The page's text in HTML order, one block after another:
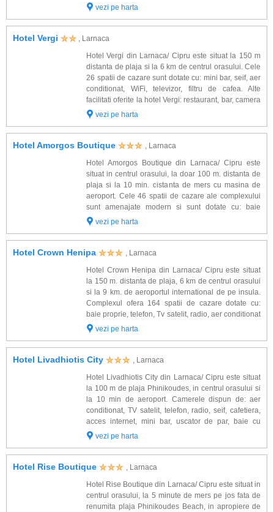
restaurant, piscina, centru fitness, sauna, Jacuzzi.
vezi pe harta
Hotel Vergi
, Larnaca
Hotel Vergi din Larnaca/ Cipru este situat la 150 m
distanta de plaja si la 6 km de centrul orasului. Cele
26 spatii de cazare sunt dotate cu: mini bar, seif, aer
conditionat, WiFi, televizor, filtru de cafea. Alte
facilitati oferite la hotel Vergi: restaurant, bar, camera
de bagaje, terasa, piscina exterioara, lounge si bar,
vezi pe harta
Hotel Amorgos Boutique
, Larnaca
Hotel Amorgos Boutique din Larnaca/ Cipru este
situat in centrul orasului, la doar 100 m. distanta de
plaja si la 10 min. distanta de mers cu masina de
aeroport. Cele 46 spatii de cazare ale complexului
sunt amenajate modern si sunt dotate cu: baie
proprie, uscator de par, seif, aer conditionat, telefon
vezi pe harta
Hotel Crown Henipa
, Larnaca
Hotel Crown Henipa din Larnaca/ Cipru este situat
la 150 m. distanta de plaja, 6 km de centrul orasului
si la 9 km. de aeroportul international de pe insula.
Complexul ofera 164 spatii de cazare dotate cu:
baie proprie, telefon, Tv satelit, radio, aer conditionat
cu reglare individuala, si bancon. Alte facilitati oferite
vezi pe harta
Hotel Livadhiotis City
, Larnaca
Hotel Livadhiotis City din Larnaca/ Cipru este situat
la 100 m de plaja Phinikoudes, in centrul orasului si
la 10 min de aeroport. Camerele dispun de: aer
conditionat, TV satelit, telefon, radio, seif, cafetiera,
acces internet, mini bar, uscator de par, baie cu
dus/cada si balcon. Alte facilitati de care veti
vezi pe harta
Hotel Rise Boutique
, Larnaca
Hotel Rise Boutique din Larnaca/ Cipru este situat in
centrul orasului, la 5 minute de mers pe jos fata de
renumita plaja Phinikoudes Beach, in apropiere de